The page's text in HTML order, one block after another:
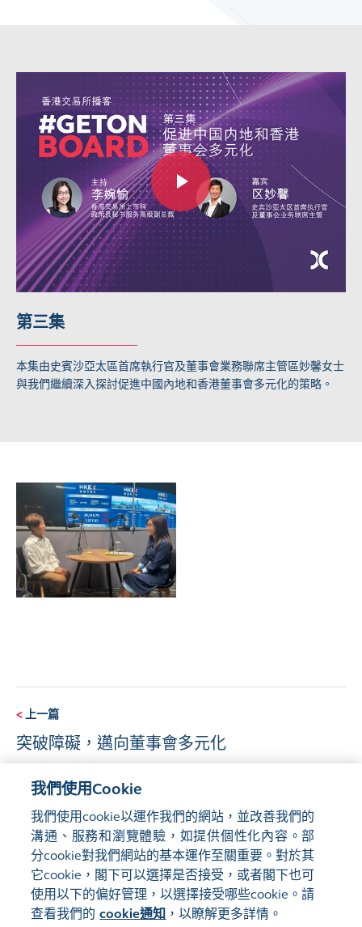
第三集
本集由史賓沙亞太區首席執行官及董事會業務聯席主管區妙馨女士
與我們繼續深入探討促進中國內地和香港董事會多元化的策略。
<上一篇
突破障礙，邁向董事會多元化
提高董事會效能
管理偏好
我們使用Cookie
我們使用cookie以運作我們的網站，並改善我們的
溝通、服務和瀏覽體驗，如提供個性化內容。部
分cookie對我們網站的基本運作至關重要。對於其
它cookie，閣下可以選擇是否接受，或者閣下也可
使用以下的偏好管理，以選擇接受哪些cookie。請
查看我們的 cookie通知 ，以瞭解更多詳情。